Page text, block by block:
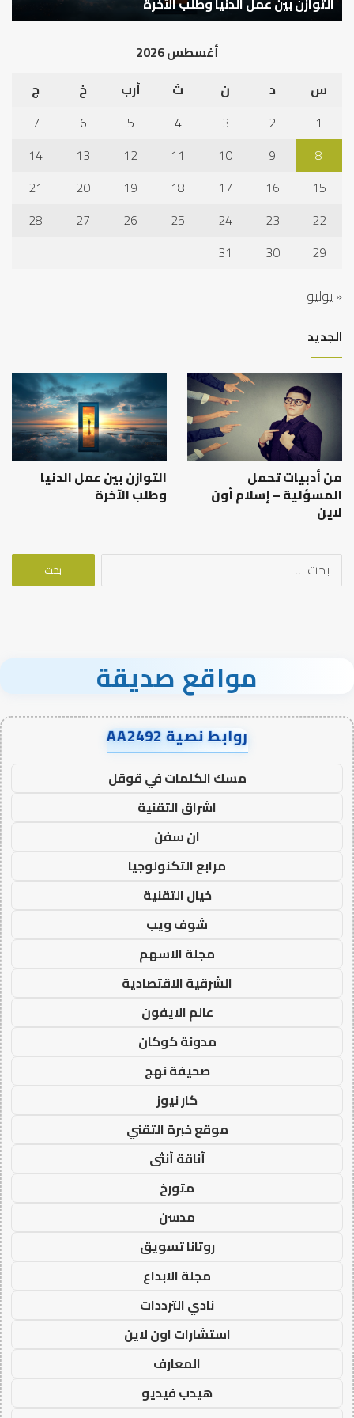
أغسطس 2026
س
د ن ث أرب خ
ج
1
2
3
4
5
6
7
8
9
10
11
12
13
14
15
16
17
18
19
20
21
22
23
24
25
26
27
28
29
30
31
« يوليو
الجديد
من أدبيات تحمل
المسؤلية – إسلام أون
لاين
التوازن بين عمل الدنيا
وطلب الآخرة
البحث
مواقع صديقة
روابط نصية AA2492
مسك الكلمات في قوقل
اشراق التقنية
ان سفن
مرابع التكنولوجيا
خيال التقنية
شوف ويب
مجلة الاسهم
الشرقية الاقتصادية
عالم الايفون
مدونة كوكان
صحيفة نهج
كار نيوز
موقع خبرة التقني
أناقة أنثى
متورخ
مدسن
روتانا تسويق
مجلة الابداع
نادي الترددات
استشارات اون لاين
المعارف
هيدب فيديو